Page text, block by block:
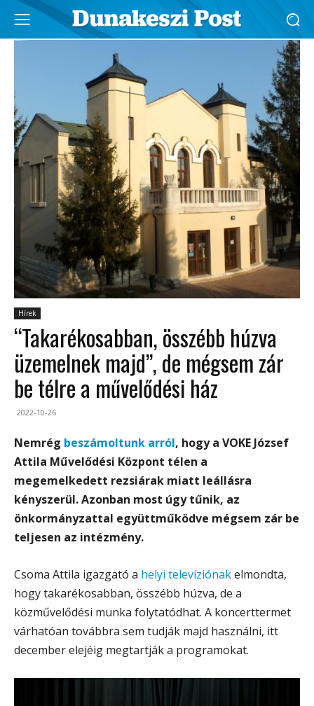
Hírek
“Takarékosabban, összébb húzva
üzemelnek majd”, de mégsem zár
be télre a művelődési ház
2022-10-26
Nemrég beszámoltunk arról, hogy a VOKE József
Attila Művelődési Központ télen a
megemelkedett rezsiárak miatt leállásra
kényszerül. Azonban most úgy tűnik, az
önkormányzattal együttműködve mégsem zár be
teljesen az intézmény.
Csoma Attila igazgató a helyi televíziónakelmondta,
hogy takarékosabban, összébb húzva, de a
közművelődési munka folytatódhat. A koncerttermet
várhatóan továbbra sem tudják majd használni, itt
december elejéig megtartják a programokat.